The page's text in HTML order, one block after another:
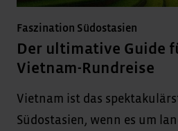
Faszination Südostasien
Der ultimative Guide
Vietnam-Rundreise
Vietnam ist das
Südostasien, wenn es um